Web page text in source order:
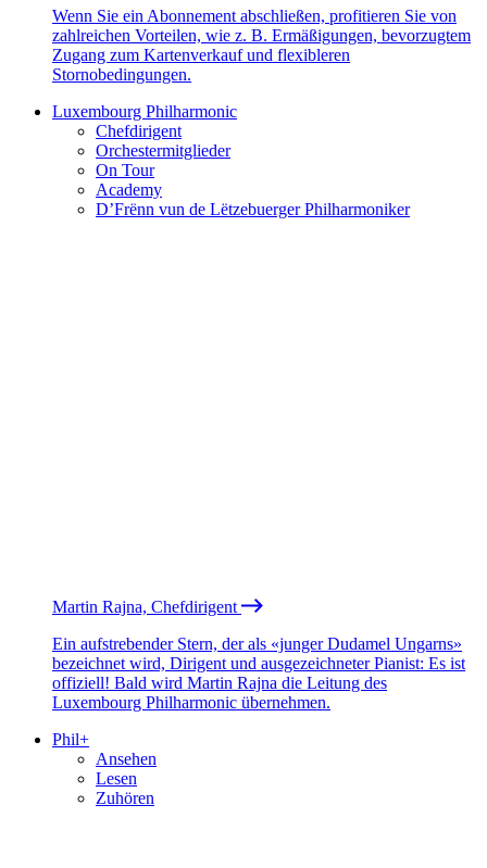
Wenn Sie ein Abonnement abschließen, profitieren Sie von
zahlreichen Vorteilen, wie z. B. Ermäßigungen, bevorzugtem
Zugang zum Kartenverkauf und flexibleren
Stornobedingungen.
Luxembourg Philharmonic
Chefdirigent
Orchestermitglieder
On Tour
Academy
D’Frënn vun de Lëtzebuerger Philharmoniker
Martin Rajna, Chefdirigent
Ein aufstrebender Stern, der als «junger Dudamel Ungarns»
bezeichnet wird, Dirigent und ausgezeichneter Pianist: Es ist
offiziell! Bald wird Martin Rajna die Leitung des
Luxembourg Philharmonic übernehmen.
Phil+
Ansehen
Lesen
Zuhören